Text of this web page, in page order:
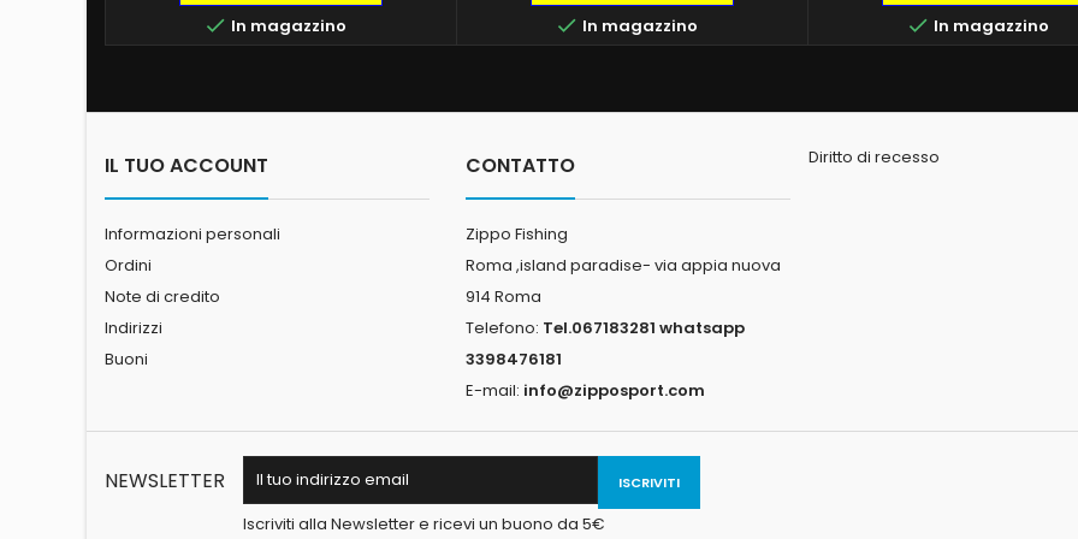
 In magazzino  In magazzino
Big Game fluorocarbon 10mt
SEAGUAR Big Game
 In magazzino
IL TUO ACCOUNT
Informazioni personali
Ordini
Note di credito
Indirizzi
Buoni
CONTATTO
Zippo Fishing
Roma ,island paradise- via appia nuova
914 Roma
Telefono: Tel.067183281 whatsapp
3398476181
E-mail: info@zipposport.com
Diritto di recesso
NEWSLETTER
Iscriviti alla Newsletter e ricevi un buono da 5€